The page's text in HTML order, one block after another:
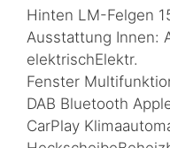
Hinten LM-Felgen
Ausstattung Innen:
elektrischElektr.
Fenster
DAB Bluetooth
CarPlay